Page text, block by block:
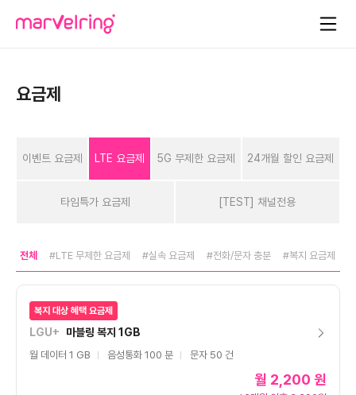
요금제
이벤트 요금제 LTE 요금제 5G 무제한 요금제 24개월 할인 요금제
타임특가 요금제 [TEST] 채널전용
전체 #LTE 무제한 요금제 #실속 요금제 #전화/문자 충분 #복지 요금제
복지 대상 혜택 요금제
LGU+ 마블링 복지 1GB
월 데이터 1 GB 음성통화 100 분 문자 50 건
월 2,200 원